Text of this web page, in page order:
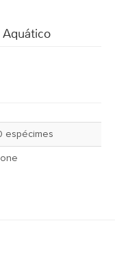
espécimes